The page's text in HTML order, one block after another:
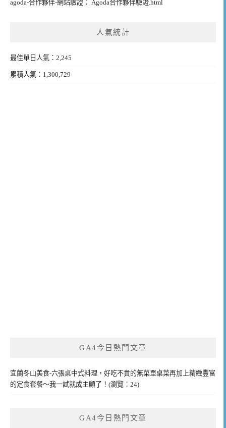
agoda-合作夥伴-網站驗證： Agoda合作夥伴驗證.html
人氣統計
最佳單日人氣：2,245
累積人氣：1,300,729
GA4今日熱門文章
宜蘭冬山美食-六張桌中式料理，好吃不貴的無菜單桌菜再加上精緻豐富
的定食套餐～我一試就成主顧了！(瀏覽：24)
GA4今日熱門文章